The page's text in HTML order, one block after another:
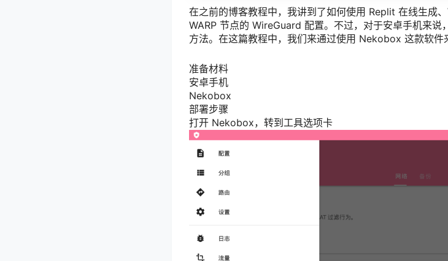
在之前的博客教程中，我讲到了如何使用 Replit 在线生成
WARP 节点的 WireGuard 配置。不过，对于安卓手机来说
方法。在这篇教程中，我们来通过使用 Nekobox 这款软
准备材料
安卓手机
Nekobox
部署步骤
打开 Nekobox，转到工具选项卡